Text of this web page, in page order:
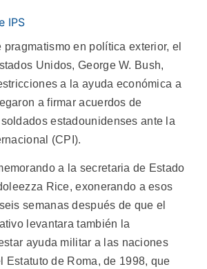
IPS
pragmatismo en política exterior, el
Unidos, George W. Bush,
a la ayuda económica a
a firmar acuerdos de
estadounidenses ante la
(CPI).
a la secretaria de Estado
Rice, exonerando a esos
semanas después de que el
levantara también la
ayuda militar a las naciones
Estatuto de Roma, de 1998, que